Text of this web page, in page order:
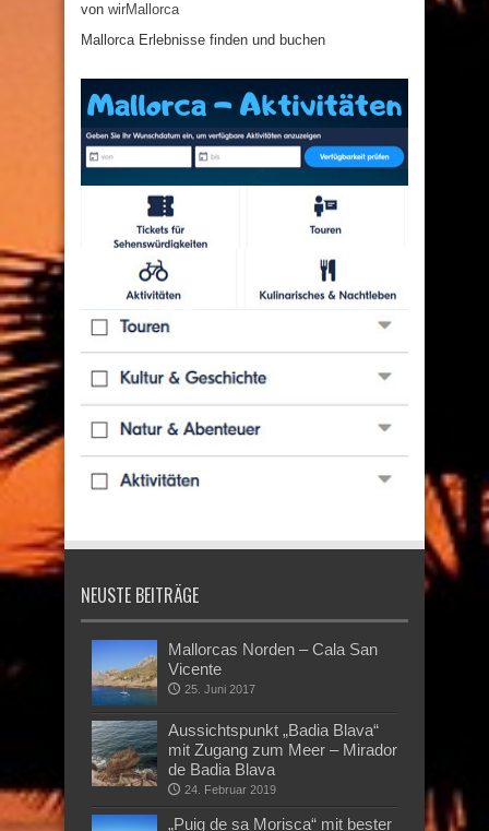
von wirMallorca
Mallorca Erlebnisse finden und buchen
NEUSTE BEITRÄGE
Mallorcas Norden – Cala San
Vicente
25. Juni 2017
Aussichtspunkt „Badia Blava“
mit Zugang zum Meer – Mirador
de Badia Blava
24. Februar 2019
„Puig de sa Morisca“ mit bester